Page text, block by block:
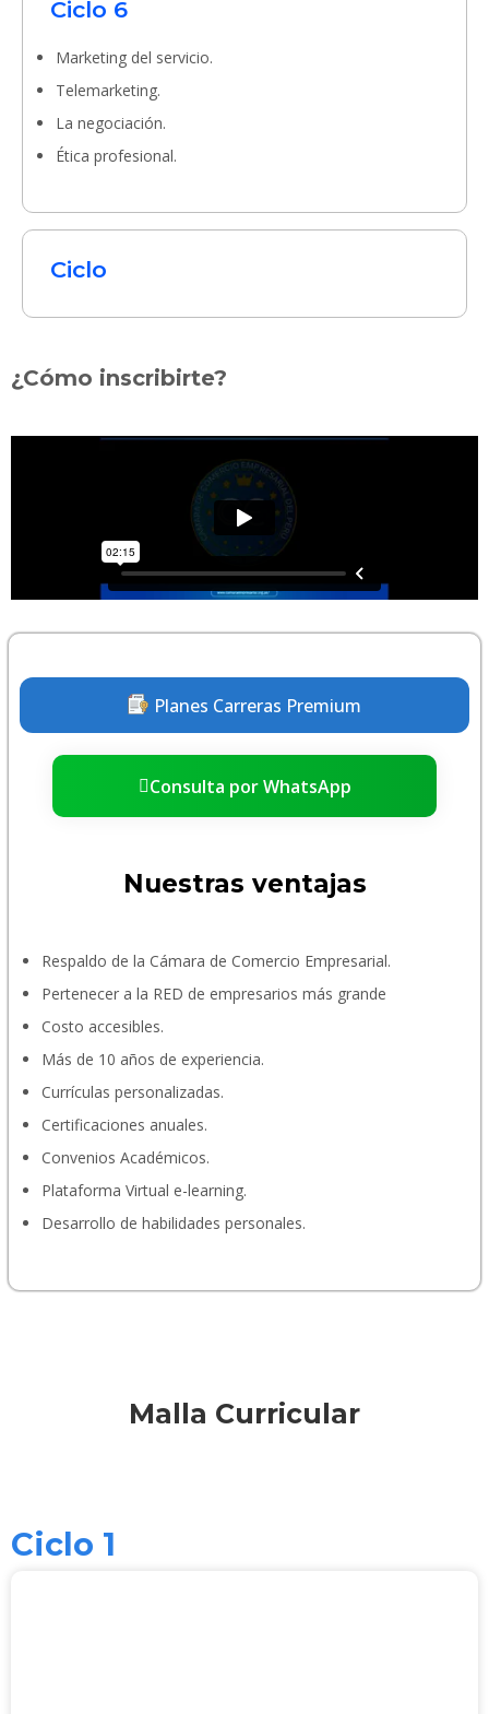
Ciclo 6
Marketing del servicio.
Telemarketing.
La negociación.
Ética profesional.
Ciclo
¿Cómo inscribirte?
Planes Carreras Premium
Consulta por WhatsApp
Nuestras ventajas
Respaldo de la Cámara de Comercio Empresarial.
Pertenecer a la RED de empresarios más grande
Costo accesibles.
Más de 10 años de experiencia.
Currículas personalizadas.
Certificaciones anuales.
Convenios Académicos.
Plataforma Virtual e-learning.
Desarrollo de habilidades personales.
Malla Curricular
Ciclo 1